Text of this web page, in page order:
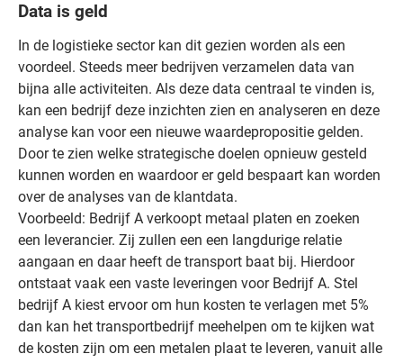
Data is geld
In de logistieke sector kan dit gezien worden als een
voordeel. Steeds meer bedrijven verzamelen data van
bijna alle activiteiten. Als deze data centraal te vinden is,
kan een bedrijf deze inzichten zien en analyseren en deze
analyse kan voor een nieuwe waardepropositie gelden.
Door te zien welke strategische doelen opnieuw gesteld
kunnen worden en waardoor er geld bespaart kan worden
over de analyses van de klantdata.
Voorbeeld: Bedrijf A verkoopt metaal platen en zoeken
een leverancier. Zij zullen een een langdurige relatie
aangaan en daar heeft de transport baat bij. Hierdoor
ontstaat vaak een vaste leveringen voor Bedrijf A. Stel
bedrijf A kiest ervoor om hun kosten te verlagen met 5%
dan kan het transportbedrijf meehelpen om te kijken wat
de kosten zijn om een metalen plaat te leveren, vanuit alle